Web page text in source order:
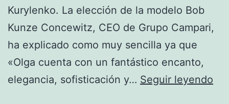
Kurylenko. La elección de la modelo Bob
Kunze Concewitz, CEO de Grupo Campari,
ha explicado como muy sencilla ya que
«Olga cuenta con un fantástico encanto,
elegancia, sofisticación y… Seguir leyendo